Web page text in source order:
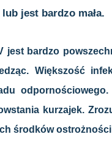
jest bardzo mała.
jest bardzo
Większość
kurzajek.
środków